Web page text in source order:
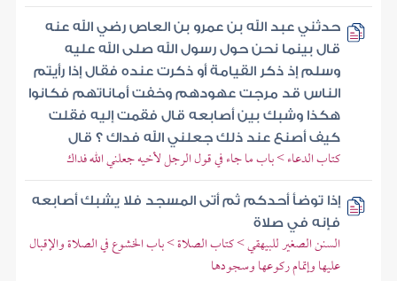
حدثني عبد الله بن عمرو بن العاص رضي الله عنه
قال بينما نحن حول رسول الله صلى الله عليه
وسلم إذ ذكر القيامة أو ذكرت عنده فقال إذا رأيتم
الناس قد مرجت عهودهم وخفت أماناتهم فكانوا
هكذا وشبك بين أصابعه قال فقمت إليه فقلت
كيف أصنع عند ذلك جعلني الله فداك ؟ قال
كتاب الدعاء > باب ما جاء في قول الرجل لأخيه جعلني الله فداك
إذا توضأ أحدكم ثم أتى المسجد فلا يشبك أصابعه
فإنه في صلاة
السنن الصغير للبيهقي > كتاب الصلاة > باب الخشوع في الصلاة والإقبال
عليها وإتمام ركوعها وسجودها